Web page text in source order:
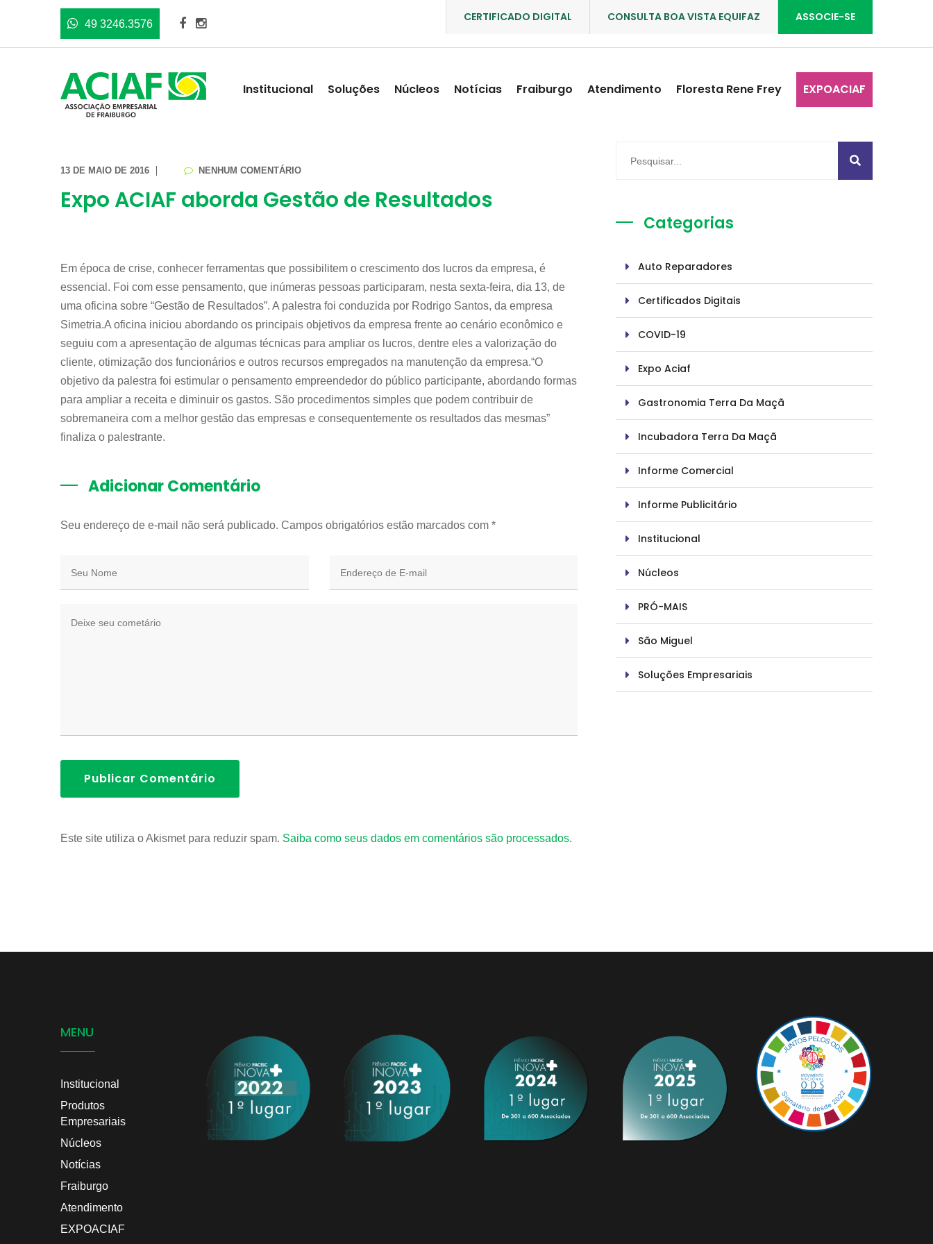
49 3246.3576
ASSOCIE-SE
CONSULTA BOA VISTA EQUIFAZ
CERTIFICADO DIGITAL
Institucional Soluções Núcleos Notícias Fraiburgo Atendimento Floresta Rene Frey EXPOACIAF
13 DE MAIO DE 2016 NENHUM COMENTÁRIO
Expo ACIAF aborda Gestão de Resultados
Em época de crise, conhecer ferramentas que possibilitem o crescimento dos lucros da empresa, é
essencial. Foi com esse pensamento, que inúmeras pessoas participaram, nesta sexta-feira, dia 13, de
uma oficina sobre “Gestão de Resultados”. A palestra foi conduzida por Rodrigo Santos, da empresa
Simetria.A oficina iniciou abordando os principais objetivos da empresa frente ao cenário econômico e
seguiu com a apresentação de algumas técnicas para ampliar os lucros, dentre eles a valorização do
cliente, otimização dos funcionários e outros recursos empregados na manutenção da empresa.“O
objetivo da palestra foi estimular o pensamento empreendedor do público participante, abordando formas
para ampliar a receita e diminuir os gastos. São procedimentos simples que podem contribuir de
sobremaneira com a melhor gestão das empresas e consequentemente os resultados das mesmas”
finaliza o palestrante.
Adicionar Comentário
Seu endereço de e-mail não será publicado. Campos obrigatórios estão marcados com *
Publicar Comentário
Este site utiliza o Akismet para reduzir spam. Saiba como seus dados em comentários são processados.
Categorias
Auto Reparadores
Certificados Digitais
COVID-19
Expo Aciaf
Gastronomia Terra Da Maçã
Incubadora Terra Da Maçã
Informe Comercial
Informe Publicitário
Institucional
Núcleos
PRÓ-MAIS
São Miguel
Soluções Empresariais
MENU
Institucional
Produtos
Empresariais
Núcleos
Notícias
Fraiburgo
Atendimento
EXPOACIAF